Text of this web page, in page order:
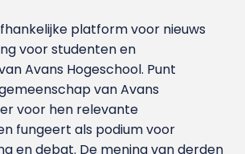
platform voor nieuws
voor studenten en
Avans Hoge­school. Punt
van Avans
voor hen relevante
fungeert als podium voor
en debat. De mening van derden